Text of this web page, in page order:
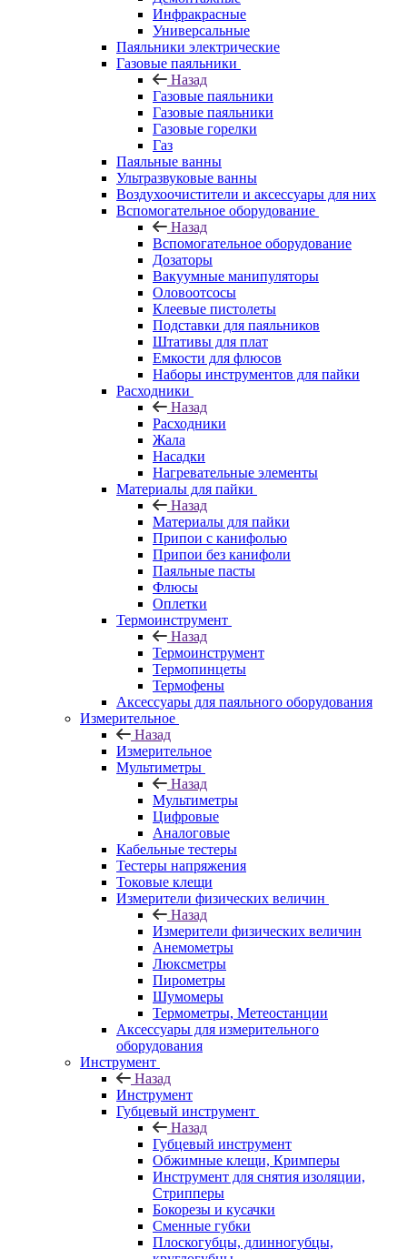
Инфракрасные
Универсальные
Паяльники электрические
Газовые паяльники
Назад
Газовые паяльники
Газовые паяльники
Газовые горелки
Газ
Паяльные ванны
Ультразвуковые ванны
Воздухоочистители и аксессуары для них
Вспомогательное оборудование
Назад
Вспомогательное оборудование
Дозаторы
Вакуумные манипуляторы
Оловоотсосы
Клеевые пистолеты
Подставки для паяльников
Штативы для плат
Емкости для флюсов
Наборы инструментов для пайки
Расходники
Назад
Расходники
Жала
Насадки
Нагревательные элементы
Материалы для пайки
Назад
Материалы для пайки
Припои с канифолью
Припои без канифоли
Паяльные пасты
Флюсы
Оплетки
Термоинструмент
Назад
Термоинструмент
Термопинцеты
Термофены
Аксессуары для паяльного оборудования
Измерительное
Назад
Измерительное
Мультиметры
Назад
Мультиметры
Цифровые
Аналоговые
Кабельные тестеры
Тестеры напряжения
Токовые клещи
Измерители физических величин
Назад
Измерители физических величин
Анемометры
Люксметры
Пирометры
Шумомеры
Термометры, Метеостанции
Аксессуары для измерительного
оборудования
Инструмент
Назад
Инструмент
Губцевый инструмент
Назад
Губцевый инструмент
Обжимные клещи, Кримперы
Инструмент для снятия изоляции,
Стрипперы
Бокорезы и кусачки
Сменные губки
Плоскогубцы, длинногубцы,